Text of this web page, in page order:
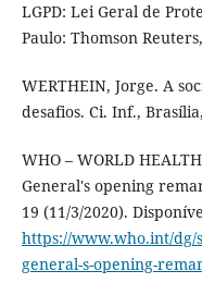
LGPD: Lei Geral de
Paulo: Thomson
WERTHEIN, Jorge. A
desafios. Ci. Inf.,
WHO – WORLD
General's opening
19 (11/3/2020).
https://www.who.int/dg/
general-s-opening-